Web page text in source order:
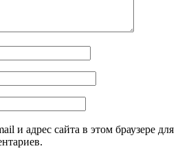
и адрес сайта в этом браузере для